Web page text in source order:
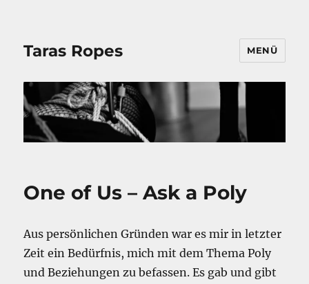
Taras Ropes MENÜ
One of Us – Ask a Poly
Aus persönlichen Gründen war es mir in letzter
Zeit ein Bedürfnis, mich mit dem Thema Poly
und Beziehungen zu befassen. Es gab und gibt